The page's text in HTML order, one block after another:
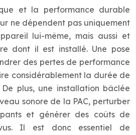
et la performance durable
ne dépendent pas uniquement
lui-même, mais aussi et
dont il est installé. Une pose
des pertes de performance
considérablement la durée de
plus, une installation bâclée
sonore de la PAC, perturber
et générer des coûts de
Il est donc essentiel de